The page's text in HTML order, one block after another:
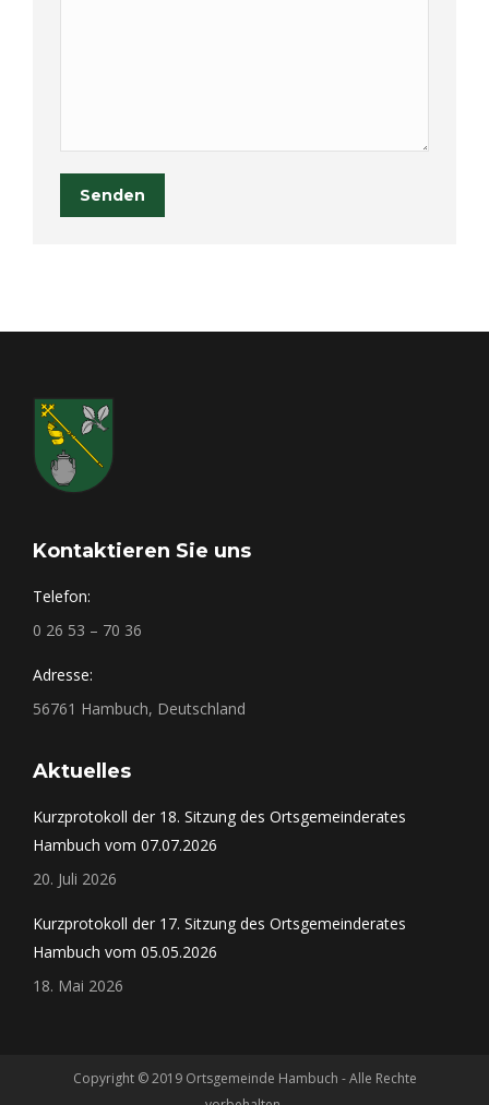
Senden
Kontaktieren Sie uns
Telefon:
0 26 53 – 70 36
Adresse:
56761 Hambuch, Deutschland
Aktuelles
Kurzprotokoll der 18. Sitzung des Ortsgemeinderates
Hambuch vom 07.07.2026
20. Juli 2026
Kurzprotokoll der 17. Sitzung des Ortsgemeinderates
Hambuch vom 05.05.2026
18. Mai 2026
Copyright © 2019 Ortsgemeinde Hambuch - Alle Rechte